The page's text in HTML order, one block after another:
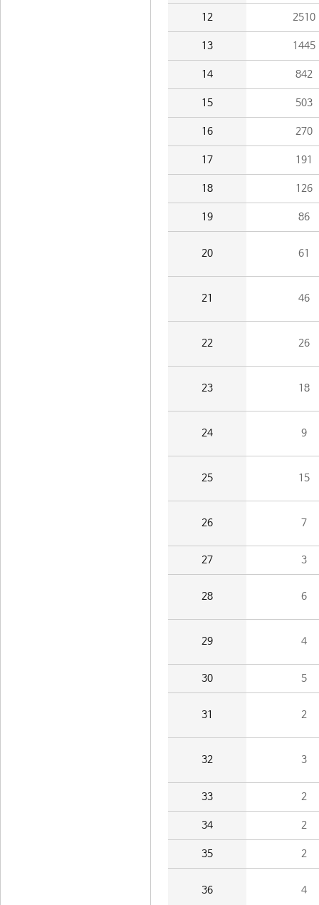
12 2510
13 1445
14 842
15 503
16 270
17 191
18 126
19 86
20 61
21 46
22 26
23 18
24 9
25 15
26 7
27 3
28 6
29 4
30 5
31 2
32 3
33 2
34 2
35 2
36 4